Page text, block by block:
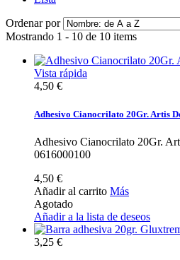
Ordenar por
Mostrando 1 - 10 de 10 items
Vista rápida
4,50 €
Adhesivo Cianocrilato 20Gr. Artis
Adhesivo Cianocrilato 20Gr.
0616000100
4,50 €
Añadir al carrito Más
Agotado
Añadir a la lista de deseos
3,25 €